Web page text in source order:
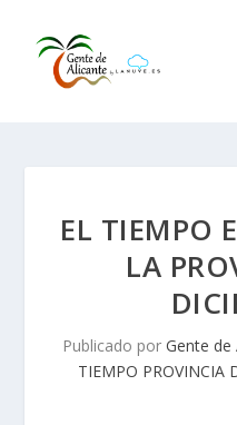
EL TIEMPO
LA
Publicado por Gente de
TIEMPO PROVINCIA